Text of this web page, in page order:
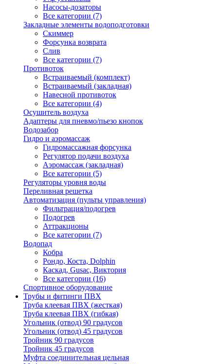
Насосы-дозаторы
Все категории (7)
Закладные элементы водоподготовки
Скиммер
Форсунка возврата
Слив
Все категории (7)
Противоток
Встраиваемый (комплект)
Встраиваемый (закладная)
Навесной противоток
Все категории (4)
Осушитель воздуха
Адаптеры для пневмо/пьезо кнопок
Водозабор
Гидро и аэромассаж
Гидромассажная форсунка
Регулятор подачи воздуха
Аэромассаж (закладная)
Все категории (5)
Регуляторы уровня воды
Переливная решетка
Автоматизация (пульты управления)
Фильтрация/подогрев
Подогрев
Аттракционы
Все категории (7)
Водопад
Кобра
Рондо, Коста, Dolphin
Каскад, Gusac, Виктория
Все категории (16)
Спортивное оборудование
Трубы и фитинги ПВХ
Труба клеевая ПВХ (жесткая)
Труба клеевая ПВХ (гибкая)
Угольник (отвод) 90 градусов
Угольник (отвод) 45 градусов
Тройник 90 градусов
Тройник 45 градусов
Муфта соединительная цельная